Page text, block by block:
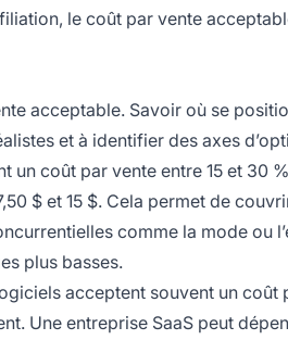
le coût par vente
acceptable. Savoir où se
et à identifier des axes
un coût par vente entre 15 et 30
$ et 15 $. Cela permet de
comme la mode ou
plus basses.
acceptent souvent un coût
Une entreprise SaaS peut